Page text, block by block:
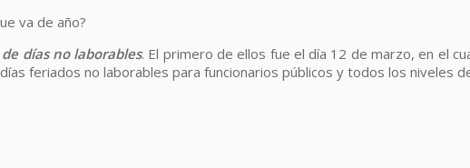
va de año?
días no laborables. El primero de ellos fue el día 12 de marzo, en el
feriados no laborables para funcionarios públicos y todos los niveles